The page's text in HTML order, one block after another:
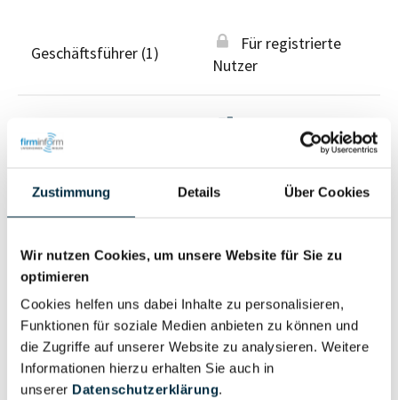
Zustimmung Details Über Cookies
Wir nutzen Cookies, um unsere Website für Sie zu
optimieren
Cookies helfen uns dabei Inhalte zu personalisieren,
Funktionen für soziale Medien anbieten zu können und
die Zugriffe auf unserer Website zu analysieren. Weitere
Informationen hierzu erhalten Sie auch in
unserer Datenschutzerklärung.
Geschäftsführer (1)
Für registrierte
Nutzer
Wirtschaftlich
Berechtigter
Vollständiges
Unternehmensprofil
Eigentums- und Kontrollstruktur
Gesellschafterstruktur
Vollständiges
Unternehmensprofil
anfragen